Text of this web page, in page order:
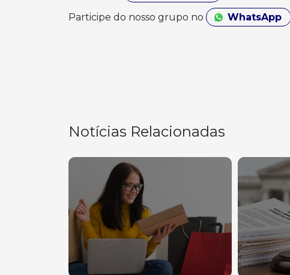
Participe do nosso grupo no WhatsApp
Notícias Relacionadas